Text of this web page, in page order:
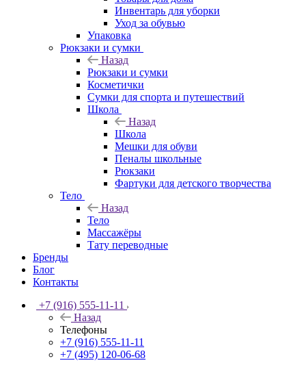
Инвентарь для уборки
Уход за обувью
Упаковка
Рюкзаки и сумки
Назад
Рюкзаки и сумки
Косметички
Сумки для спорта и путешествий
Школа
Назад
Школа
Мешки для обуви
Пеналы школьные
Рюкзаки
Фартуки для детского творчества
Тело
Назад
Тело
Массажёры
Тату переводные
Бренды
Блог
Контакты
+7 (916) 555-11-11
Назад
Телефоны
+7 (916) 555-11-11
+7 (495) 120-06-68